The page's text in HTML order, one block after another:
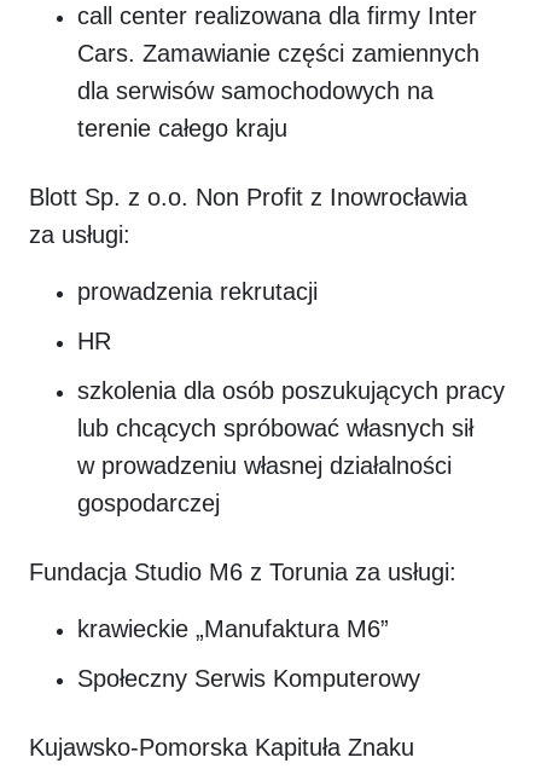
call center realizowana dla firmy Inter
Cars. Zamawianie części zamiennych
dla serwisów samochodowych na
terenie całego kraju
Blott Sp. z o.o. Non Profit z Inowrocławia
za usługi:
prowadzenia rekrutacji
HR
szkolenia dla osób poszukujących pracy
lub chcących spróbować własnych sił
w prowadzeniu własnej działalności
gospodarczej
Fundacja Studio M6 z Torunia za usługi:
krawieckie „Manufaktura M6”
Społeczny Serwis Komputerowy
Kujawsko-Pomorska Kapituła Znaku